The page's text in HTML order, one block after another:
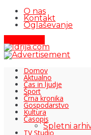
O nas
Kontakt
Oglaševanje
Domov
Aktualno
Čas in ljudje
Šport
Črna kronika
Gospodarstvo
Kultura
Časopis
Spletni
TV Studio